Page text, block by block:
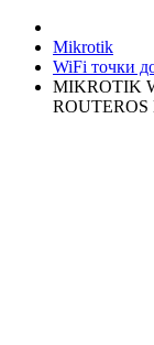
Mikrotik
WiFi точки
MIKROTIK
ROUTEROS